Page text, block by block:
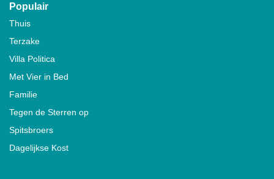
Populair
Thuis
Terzake
Villa Politica
Met Vier in Bed
Familie
Tegen de Sterren op
Spitsbroers
Dagelijkse Kost